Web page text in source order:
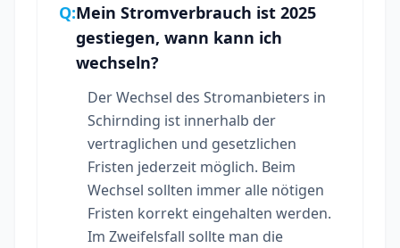
Q:Mein Stromverbrauch ist 2025
gestiegen, wann kann ich
wechseln?
Der Wechsel des Stromanbieters in
Schirnding ist innerhalb der
vertraglichen und gesetzlichen
Fristen jederzeit möglich. Beim
Wechsel sollten immer alle nötigen
Fristen korrekt eingehalten werden.
Im Zweifelsfall sollte man die